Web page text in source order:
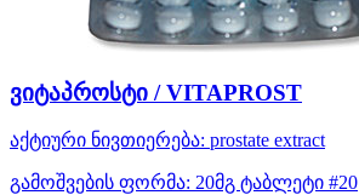
ვიტაპროსტი / VITAPROST
აქტიური ნივთიერება: prostate extract
გამოშვების ფორმა: 20მგ ტაბლეტი #20